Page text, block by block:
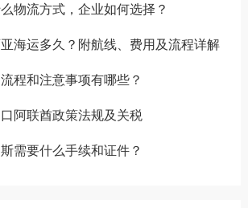
物流方式，企业如何选择？
海运多久？附航线、费用及流程详解
程和注意事项有哪些？
阿联酋政策法规及关税
需要什么手续和证件？